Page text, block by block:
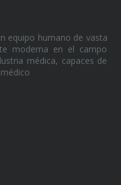
equipo humano de vasta
moderna en el campo
médica, capaces de